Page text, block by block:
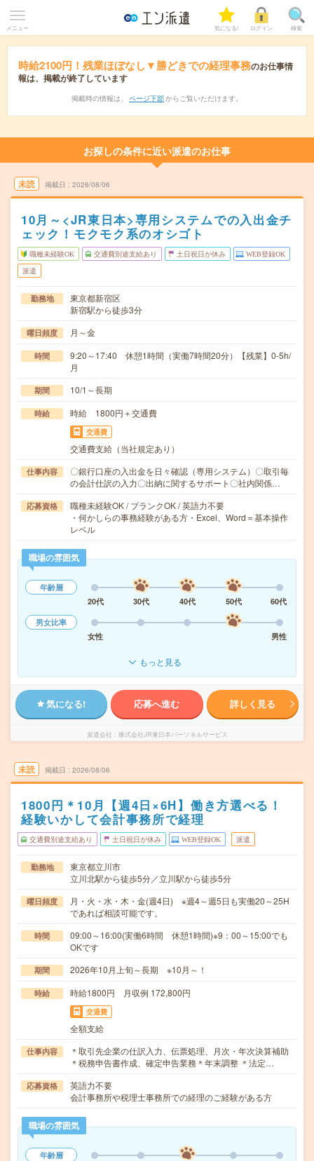
メニュー 気になる! ログイン 検索
時給2100円！残業ほぼなし▼勝どきでの経理事務のお仕事情
報は、掲載が終了しています
掲載時の情報は、 ページ下部 からご覧いただけます。
お探しの条件に近い派遣のお仕事
未読 掲載日 2026/08/06
10月～<JR東日本>専用システムでの入出金チ
ェック！モクモク系のオシゴト
職種未経験OK 交通費別途支給あり 土日祝日が休み WEB登録OK
派遣
勤務地
東京都新宿区
新宿駅から徒歩3分
曜日頻度 月～金
時間
9:20～17:40 休憩1時間（実働7時間20分）【残業】0-5h/
月
期間 10/1～長期
時給 時給 1800円＋交通費
交通費
交通費支給（当社規定あり）
仕事内容
〇銀行口座の入出金を日々確認（専用システム）〇取引毎
の会計仕訳の入力〇出納に関するサポート〇社内関係…
応募資格
職種未経験OK / ブランクOK / 英語力不要
・何かしらの事務経験がある方・Excel、Word＝基本操作
レベル
職場の雰囲気
年齢層
20代
30代 40代 50代
60代
男女比率
女性
男性
もっと見る
気になる! 応募へ進む 詳しく見る
派遣会社 株式会社JR東日本パーソネルサービス
未読 掲載日 2026/08/06
1800円＊10月【週4日×6H】働き方選べる！
経験いかして会計事務所で経理
交通費別途支給あり 土日祝日が休み WEB登録OK 派遣
勤務地
東京都立川市
立川北駅から徒歩5分／立川駅から徒歩5分
曜日頻度
月・火・水・木・金(週4日) ※週4～週5日も実働20～25H
であれば相談可能です。
時間
09:00～16:00(実働6時間 休憩1時間)※9：00～15:00でも
OKです
期間 2026年10月上旬～長期 ※10月～！
時給 時給1800円 月収例 172,800円
交通費
全額支給
仕事内容
＊取引先企業の仕訳入力、伝票処理、月次・年次決算補助
＊税務申告書作成、確定申告業務＊年末調整 ＊法定…
応募資格
英語力不要
会計事務所や税理士事務所での経理のご経験がある方
職場の雰囲気
年齢層